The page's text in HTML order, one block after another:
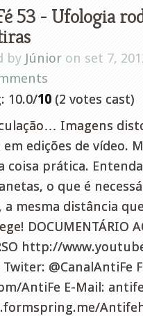
53 - Ufologia
by Júnior on set 7,
10.0/10 (2 votes cast)
Imagens
edições de vídeo.
coisa prática.
o que é
a mesma distância
DOCUMENTÁRIO
http://
@CanalAntiFe
AntiFe E-Mail: